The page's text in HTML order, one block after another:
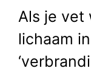
Als je vet
lichaam